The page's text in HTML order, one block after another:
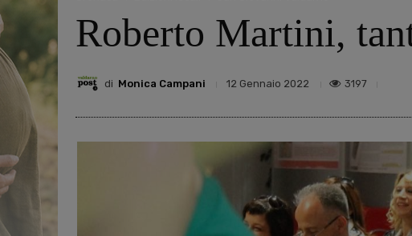
Roberto Martini,
di Monica Campani 12 Gennaio 2022 3197